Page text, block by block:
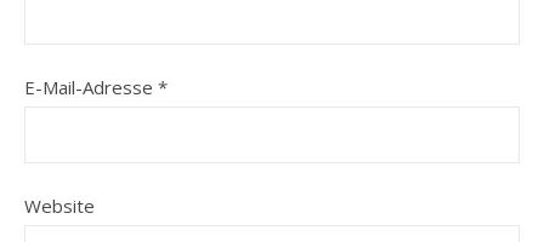
E-Mail-Adresse *
Website